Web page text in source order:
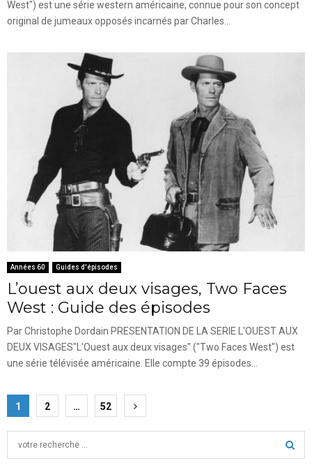
West") est une série western américaine, connue pour son concept
original de jumeaux opposés incarnés par Charles...
Années 60 Guides d'épisodes
L’ouest aux deux visages, Two Faces
West : Guide des épisodes
Par Christophe Dordain PRESENTATION DE LA SERIE L'OUEST AUX
DEUX VISAGES"L'Ouest aux deux visages" ("Two Faces West") est
une série télévisée américaine. Elle compte 39 épisodes...
Pagination
des
publications
1 2 … 52